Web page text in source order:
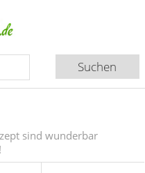
sind wunderbar